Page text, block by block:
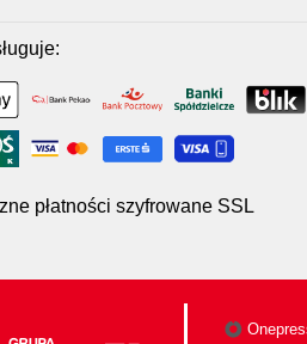
płatności szyfrowane SSL